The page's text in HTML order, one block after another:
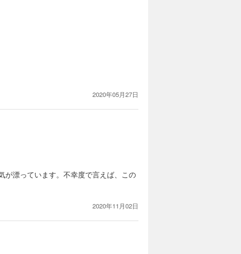
2020年05月27日
が漂っています。不幸度で言えば、この
2020年11月02日